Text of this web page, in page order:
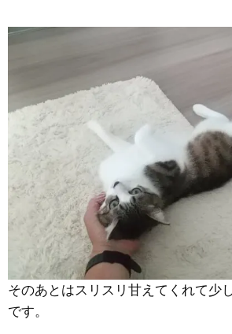
そのあとはスリスリ甘えてくれて少
です。